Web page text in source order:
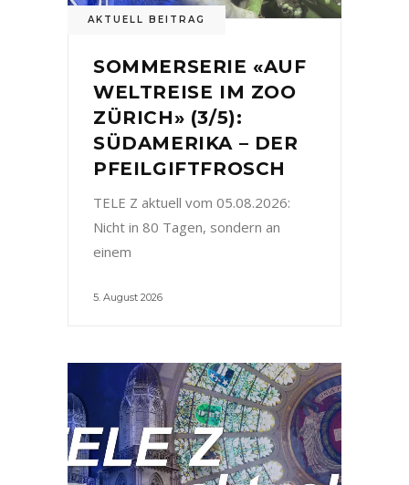
AKTUELL BEITRAG
SOMMERSERIE «AUF
WELTREISE IM ZOO
ZÜRICH» (3/5):
SÜDAMERIKA – DER
PFEILGIFTFROSCH
TELE Z aktuell vom 05.08.2026:
Nicht in 80 Tagen, sondern an
einem
5. August 2026